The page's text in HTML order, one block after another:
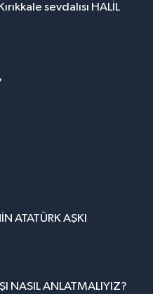
sevdalısı HALİL
ATATÜRK AŞKI
NASIL ANLATMALIYIZ?